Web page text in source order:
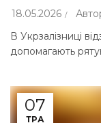
18.05.2026
В Укрзалізниці
допомагають
07
ТРА